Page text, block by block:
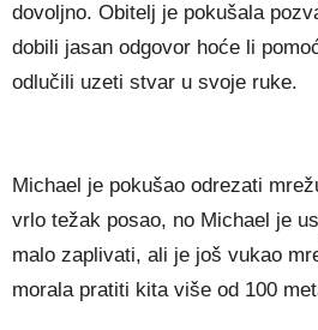
dovoljno. Obitelj je pokušala
dobili jasan odgovor hoće li
odlučili uzeti stvar u svoje ruke.
Michael je pokušao odrezati
vrlo težak posao, no Michael je
malo zaplivati, ali je još vukao
morala pratiti kita više od 100